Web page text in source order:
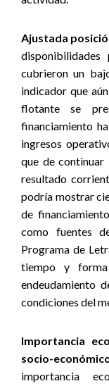
Ajustada
cubrieron un
indicador que
flotante se
financiamiento
ingresos
que de
resultado
podría mostrar
de
como fuentes
Programa de
tiempo y
endeudamiento
condiciones del
Importancia
socio-
importancia